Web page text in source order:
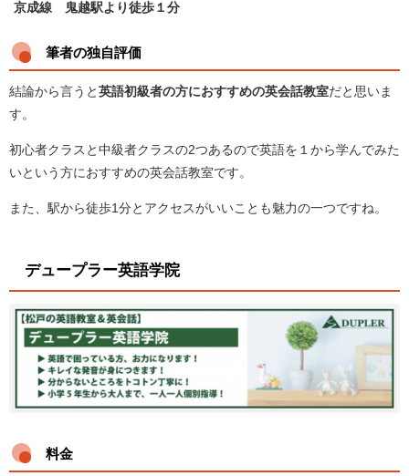
京成線 鬼越駅より徒歩１分
筆者の独自評価
結論から言うと 英語初級者の方におすすめの英会話教室だと思いま
す。
初心者クラスと中級者クラスの2つあるので英語を１から学んでみた
いという方におすすめの英会話教室です。
また、駅から徒歩1分とアクセスがいいことも魅力の一つですね。
デュープラー英語学院
料金